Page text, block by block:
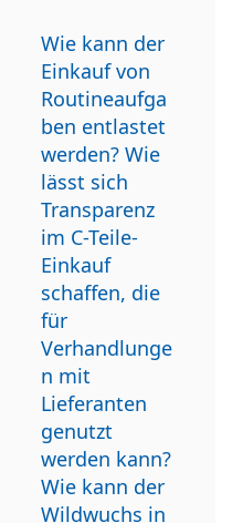
Wie kann der
Einkauf von
Routineaufga
ben entlastet
werden? Wie
lässt sich
Transparenz
im C-Teile-
Einkauf
schaffen, die
für
Verhandlunge
n mit
Lieferanten
genutzt
werden kann?
Wie kann der
Wildwuchs in